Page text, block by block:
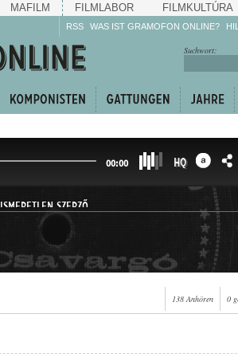
MAFILM FILMLABOR FILMKULTÚRA
RSS WAS IST GRAMOFON ONLINE?
Suchwort:
00:00 HQ
ISMERETLEN SZERZŐ
138 Anhören 0